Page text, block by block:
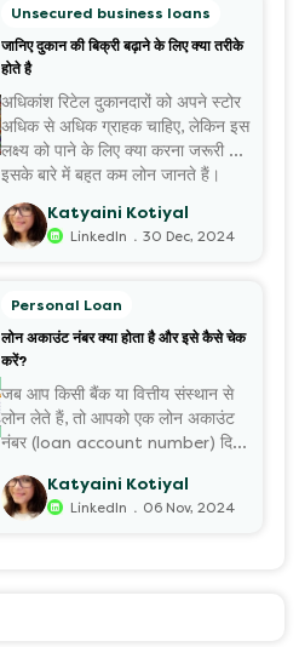
आपके लिए सबसे उत्तम विकल्प है। वैसे भी अब
ढेरों ऐसे संस्थान उपलब्ध हैं, जो किफायती ब्याज
दर पर बाइक लोन की सुविधा देते हैं। इनके चलते
अपनी मनपसंद बाइक के मालिक होने का सुख ले
पा रहे हैं।
Unsecured business loans
जानिए दुकान की बिक्री बढ़ाने के लिए क्या तरीके
होते है
अधिकांश रिटेल दुकानदारों को अपने स्टोर
अधिक से अधिक ग्राहक चाहिए, लेकिन इस
लक्ष्य को पाने के लिए क्या करना जरूरी है,
इसके बारे में बहुत कम लोन जानते हैं।
आज इस लेख के माध्यम से हम दुकान की
बिक्री बढ़ा...
Katyaini Kotiyal
LinkedIn . 30 Dec, 2024
Personal Loan
लोन अकाउंट नंबर क्या होता है और इसे कैसे चेक
करें?
जब आप किसी बैंक या वित्तीय संस्थान से
लोन लेते हैं, तो आपको एक लोन अकाउंट
नंबर (loan account number) दिया
Katyaini Kotiyal
LinkedIn . 06 Nov, 2024